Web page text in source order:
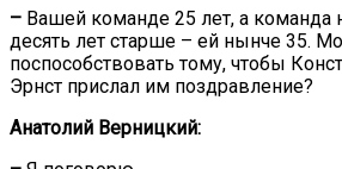
– Вашей команде 25 лет, а команда
десять лет старше – ей нынче 35.
поспособствовать тому, чтобы
Эрнст прислал им поздравление?
Анатолий Верницкий: